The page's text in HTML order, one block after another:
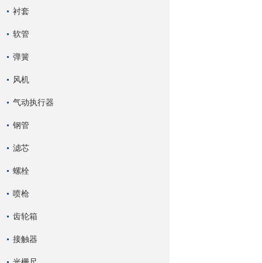
衬套
软管
弹簧
风机
气动执行器
钢管
滤芯
螺栓
喷枪
齿轮箱
接触器